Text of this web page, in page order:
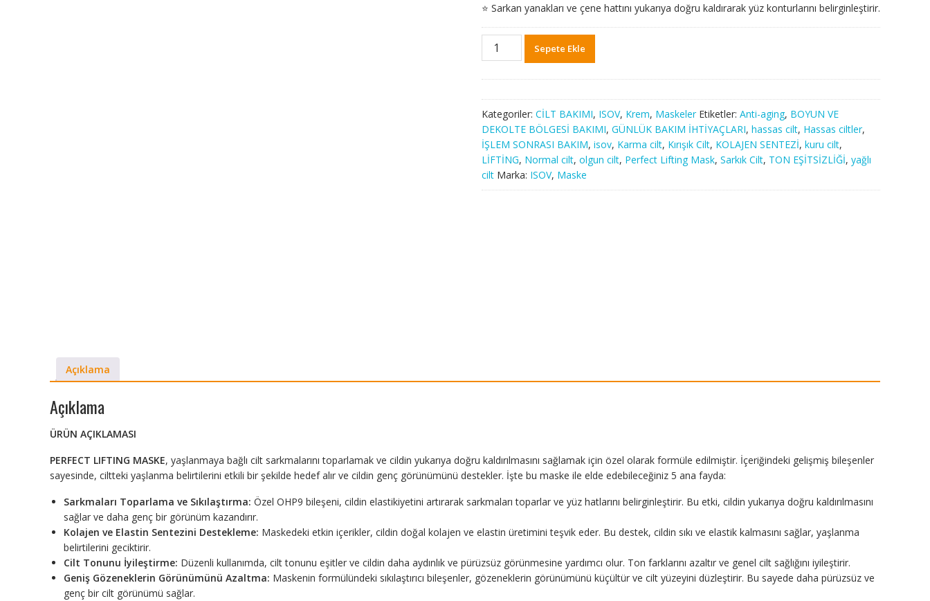
⭐ Sarkan yanakları ve çene hattını yukarıya doğru kaldırarak yüz konturlarını belirginleştirir.
Perfect
Lifting
ml
adet
Sepete Ekle
Kategoriler: CİLT BAKIMI, ISOV, Krem, Maskeler Etiketler: Anti-aging, BOYUN VE
DEKOLTE BÖLGESİ BAKIMI, GÜNLÜK BAKIM İHTİYAÇLARI, hassas cilt, Hassas ciltler,
İŞLEM SONRASI BAKIM, isov, Karma cilt, Kırışık Cilt, KOLAJEN SENTEZİ, kuru cilt,
LİFTİNG, Normal cilt, olgun cilt, Perfect Lifting Mask, Sarkık Cilt, TON EŞİTSİZLİĞİ, yağlı
cilt Marka: ISOV, Maske
Açıklama
Açıklama
ÜRÜN AÇIKLAMASI
PERFECT LIFTING MASKE, yaşlanmaya bağlı cilt sarkmalarını toparlamak ve cildin yukarıya doğru kaldırılmasını sağlamak için özel olarak formüle edilmiştir. İçeriğindeki gelişmiş bileşenler
sayesinde, ciltteki yaşlanma belirtilerini etkili bir şekilde hedef alır ve cildin genç görünümünü destekler. İşte bu maske ile elde edebileceğiniz 5 ana fayda:
Sarkmaları Toparlama ve Sıkılaştırma: Özel OHP9 bileşeni, cildin elastikiyetini artırarak sarkmaları toparlar ve yüz hatlarını belirginleştirir. Bu etki, cildin yukarıya doğru kaldırılmasını
sağlar ve daha genç bir görünüm kazandırır.
Kolajen ve Elastin Sentezini Destekleme: Maskedeki etkin içerikler, cildin doğal kolajen ve elastin üretimini teşvik eder. Bu destek, cildin sıkı ve elastik kalmasını sağlar, yaşlanma
belirtilerini geciktirir.
Cilt Tonunu İyileştirme: Düzenli kullanımda, cilt tonunu eşitler ve cildin daha aydınlık ve pürüzsüz görünmesine yardımcı olur. Ton farklarını azaltır ve genel cilt sağlığını iyileştirir.
Geniş Gözeneklerin Görünümünü Azaltma: Maskenin formülündeki sıkılaştırıcı bileşenler, gözeneklerin görünümünü küçültür ve cilt yüzeyini düzleştirir. Bu sayede daha pürüzsüz ve
genç bir cilt görünümü sağlar.